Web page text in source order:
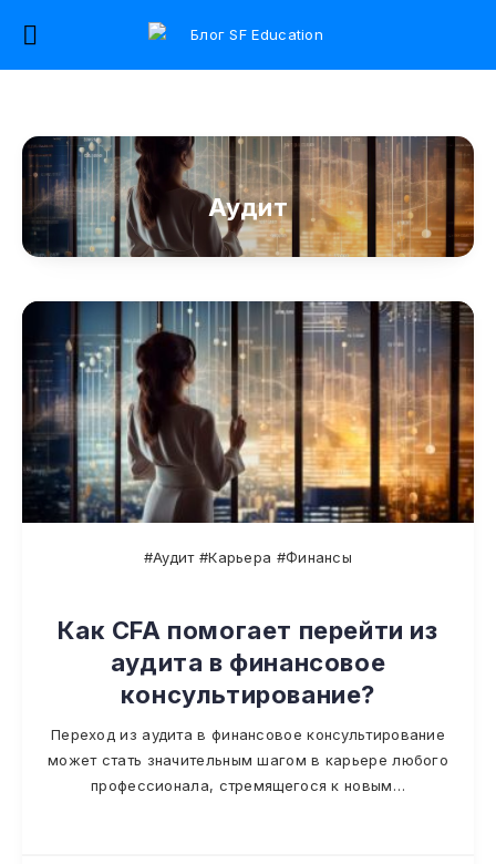
Аудит
#Аудит #Карьера #Финансы
Как CFA помогает перейти из
аудита в финансовое
консультирование?
Переход из аудита в финансовое консультирование
может стать значительным шагом в карьере любого
профессионала, стремящегося к новым…